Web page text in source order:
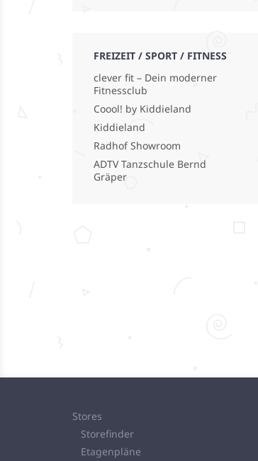
FREIZEIT / SPORT / FITNESS
clever fit – Dein moderner
Fitnessclub
Coool! by Kiddieland
Kiddieland
Radhof Showroom
ADTV Tanzschule Bernd
Gräper
Stores
Storefinder
Etagenpläne